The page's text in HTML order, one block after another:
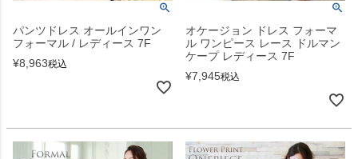
パンツドレス オールインワン
フォーマル / レディース 7F
¥8,963税込
オケージョン ドレス フォーマ
ル ワンピース レース ドルマン
ケープ レディース 7F
¥7,945税込